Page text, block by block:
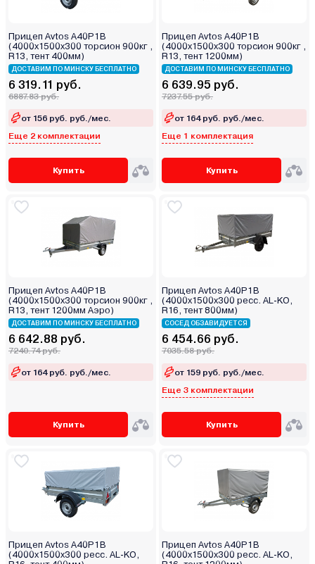
Прицеп Avtos A40P1B
(4000х1500х300 торсион 900кг ,
R13, тент 400мм)
ДОСТАВИМ ПО МИНСКУ БЕСПЛАТНО
6 319.11 руб.
6887.83 руб.
от 156 руб. руб./мес.
Еще 2 комплектации
Купить
Прицеп Avtos A40P1B
(4000х1500х300 торсион 900кг ,
R13, тент 1200мм)
ДОСТАВИМ ПО МИНСКУ БЕСПЛАТНО
6 639.95 руб.
7237.55 руб.
от 164 руб. руб./мес.
Еще 1 комплектация
Купить
Прицеп Avtos A40P1B
(4000х1500х300 торсион 900кг ,
R13, тент 1200мм Аэро)
ДОСТАВИМ ПО МИНСКУ БЕСПЛАТНО
6 642.88 руб.
7240.74 руб.
от 164 руб. руб./мес.
Купить
Прицеп Avtos A40P1B
(4000х1500х300 ресс. AL-KO,
R16, тент 800мм)
СОСЕД ОБЗАВИДУЕТСЯ
6 454.66 руб.
7035.58 руб.
от 159 руб. руб./мес.
Еще 3 комплектации
Купить
Прицеп Avtos A40P1B
(4000х1500х300 ресс. AL-KO,
Прицеп Avtos A40P1B
(4000х1500х300 ресс. AL-KO,